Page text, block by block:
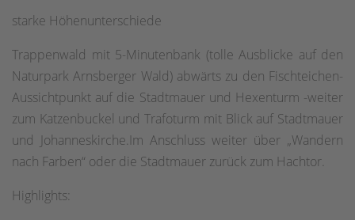
starke Höhenunterschiede
Trappenwald mit 5-Minutenbank (tolle Ausblicke auf den
Naturpark Arnsberger Wald) abwärts zu den Fischteichen-
Aussichtpunkt auf die Stadtmauer und Hexenturm -weiter
zum Katzenbuckel und Trafoturm mit Blick auf Stadtmauer
und Johanneskirche.Im Anschluss weiter über „Wandern
nach Farben“ oder die Stadtmauer zurück zum Hachtor.
Highlights: